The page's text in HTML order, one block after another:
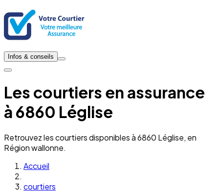
Infos & conseils
Les courtiers en assurance
à 6860 Léglise
Retrouvez les courtiers disponibles à 6860 Léglise, en
Région wallonne.
Accueil
courtiers